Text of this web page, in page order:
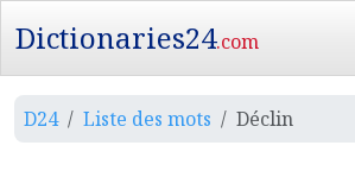
Dictionaries24.com
D24 Liste des mots Déclin